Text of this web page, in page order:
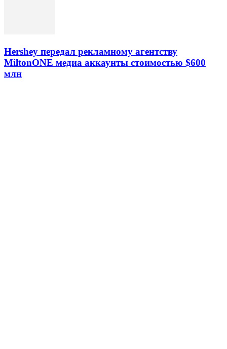
Hershey передал рекламному агентству
MiltonONE медиа аккаунты стоимостью $600
млн